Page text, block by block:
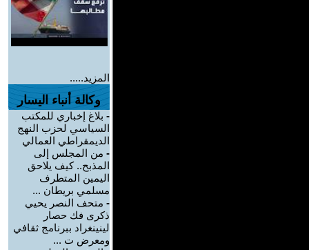
المزيد.....
وكالة أنباء اليسار
- بلاغ إخباري للمكتب
السياسي لحزب النهج
الديمقراطي العمالي
- من المجلس إلى
المذبح.. كيف يلاحق
اليمين المتطرف
مسلمي بريطان ...
- متحف النصر يحيي
ذكرى فك حصار
لينينغراد ببرنامج ثقافي
ومعرض ت ...